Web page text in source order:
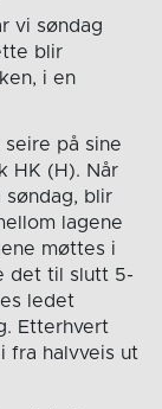
vi søndag
blir
i en
på sine
HK (H). Når
søndag, blir
lagene
møttes i
det til slutt 5-
ledet
Etterhvert
fra halvveis ut